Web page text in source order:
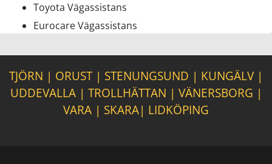
Toyota Vägassistans
Eurocare Vägassistans
TJÖRN | ORUST| STENUNGSUND | KUNGÄLV|
UDDEVALLA| TROLLHÄTTAN | VÄNERSBORG |
VARA | SKARA| LIDKÖPING